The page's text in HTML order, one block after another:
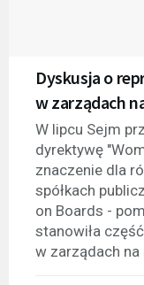
Dyskusja o
w zarządach
W lipcu Sejm
dyrektywę
znaczenie dla
spółkach
on Boards -
stanowiła
w zarządach na